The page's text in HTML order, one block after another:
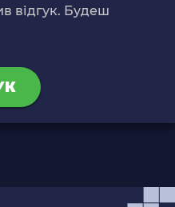
відгук. Будеш